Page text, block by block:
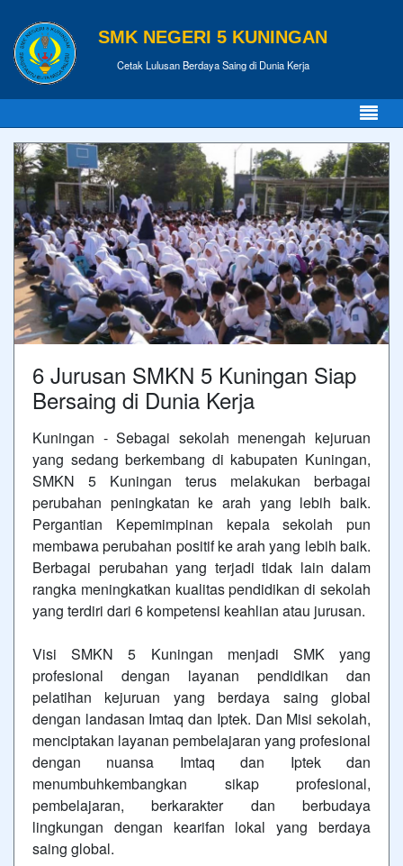
SMK NEGERI 5 KUNINGAN
Cetak Lulusan Berdaya Saing di Dunia Kerja
6 Jurusan SMKN 5 Kuningan Siap
Bersaing di Dunia Kerja
Kuningan - Sebagai sekolah menengah kejuruan
yang sedang berkembang di kabupaten Kuningan,
SMKN 5 Kuningan terus melakukan berbagai
perubahan peningkatan ke arah yang lebih baik.
Pergantian Kepemimpinan kepala sekolah pun
membawa perubahan positif ke arah yang lebih baik.
Berbagai perubahan yang terjadi tidak lain dalam
rangka meningkatkan kualitas pendidikan di sekolah
yang terdiri dari 6 kompetensi keahlian atau jurusan.
Visi SMKN 5 Kuningan menjadi SMK yang
profesional dengan layanan pendidikan dan
pelatihan kejuruan yang berdaya saing global
dengan landasan Imtaq dan Iptek. Dan Misi sekolah,
menciptakan layanan pembelajaran yang profesional
dengan nuansa Imtaq dan Iptek dan
menumbuhkembangkan sikap profesional,
pembelajaran, berkarakter dan berbudaya
lingkungan dengan kearifan lokal yang berdaya
saing global.